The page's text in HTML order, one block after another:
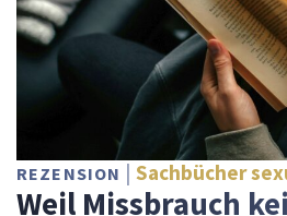
REZENSION Sachbücher
Weil Missbrauch